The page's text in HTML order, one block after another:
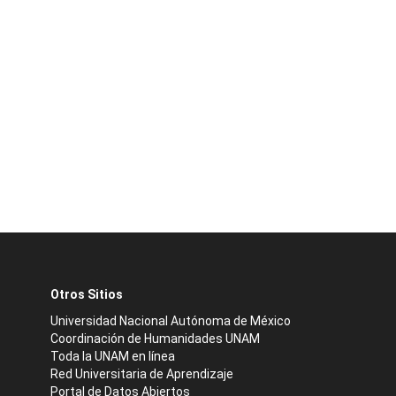
Otros Sitios
Universidad Nacional Autónoma de México
Coordinación de Humanidades UNAM
Toda la UNAM en línea
Red Universitaria de Aprendizaje
Portal de Datos Abiertos